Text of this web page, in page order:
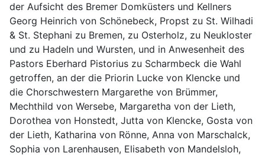
der Aufsicht des Bremer Domküsters und Kellners
Georg Heinrich von Schönebeck, Propst zu St. Wilhadi
& St. Stephani zu Bremen, zu Osterholz, zu Neukloster
und zu Hadeln und Wursten, und in Anwesenheit des
Pastors Eberhard Pistorius zu Scharmbeck die Wahl
getroffen, an der die Priorin Lucke von Klencke und
die Chorschwestern Margarethe von Brümmer,
Mechthild von Wersebe, Margaretha von der Lieth,
Dorothea von Honstedt, Jutta von Klencke, Gosta von
der Lieth, Katharina von Rönne, Anna von Marschalck,
Sophia von Larenhausen, Elisabeth von Mandelsloh,